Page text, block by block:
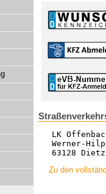
LK
Werner-
63128
Zu den